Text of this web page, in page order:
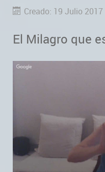
Creado: 19 Julio 2017
El Milagro que